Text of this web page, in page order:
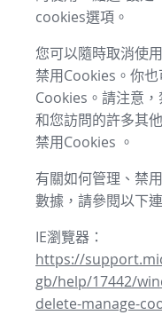
cookies選項。
您可以隨時取消使
禁用Cookies。你
Cookies。請注意
和您訪問的許多其
禁用Cookies 。
有關如何管理、禁
數據，請參閱以下連
IE瀏覽器：
https://
gb/help/17442/
delete-manage-